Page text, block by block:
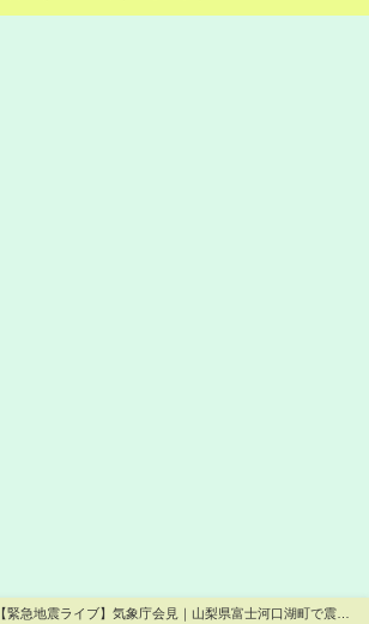
【緊急地震ライブ】気象庁会見｜山梨県富士河口湖町で震度